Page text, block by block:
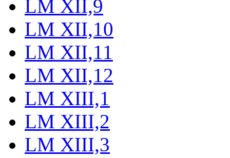
LM XII,9
LM XII,10
LM XII,11
LM XII,12
LM XIII,1
LM XIII,2
LM XIII,3